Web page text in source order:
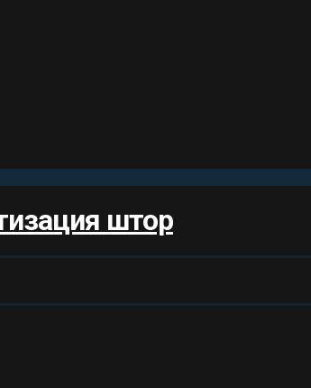
штор